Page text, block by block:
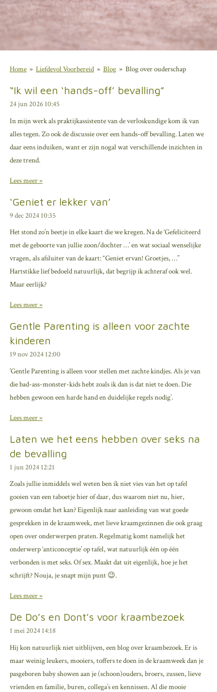
Home » Liefdevol Voorbereid » Blog » Blog over ouderschap
“Ik wil een ‘hands-off’ bevalling”
24 jun 2026 10:45
In mijn werk als praktijkassistente van de verloskundige kom ik van
alles tegen. Zo ook de discussie over een hands-off bevalling. Laten we
daar eens induiken, want er zijn nogal wat verschillende inzichten in
deze trend.
Lees meer »
‘Geniet er lekker van’
9 dec 2024 10:35
Het stond zo’n beetje in elke kaart die we kregen. Na de ‘Gefeliciteerd
met de geboorte van jullie zoon/dochter …’ en wat sociaal wenselijke
vragen, als afsluiter van de kaart: “Geniet ervan! Groetjes, …”
Hartstikke lief bedoeld natuurlijk, dat begrijp ik achteraf ook wel.
Maar eerlijk?
Lees meer »
Gentle Parenting is alleen voor zachte
kinderen
19 nov 2024 12:00
’Gentle Parenting is alleen voor stellen met zachte kindjes. Als je van
die bad-ass-monster-kids hebt zoals ik dan is dat niet te doen. Die
hebben gewoon een harde hand en duidelijke regels nodig’.
Lees meer »
Laten we het eens hebben over seks na
de bevalling
1 jun 2024 12:21
Zoals jullie inmiddels wel weten ben ik niet vies van het op tafel
gooien van een taboetje hier of daar, dus waarom niet nu, hier,
gewoon omdat het kan? Eigenlijk naar aanleiding van wat goede
gesprekken in de kraamweek, met lieve kraamgezinnen die ook graag
open over onderwerpen praten. Regelmatig komt namelijk het
onderwerp ‘anticonceptie’ op tafel, wat natuurlijk één op één
verbonden is met seks. Of sex. Maakt dat uit eigenlijk, hoe je het
schrijft? Nouja, je snapt mijn punt 😉.
Lees meer »
De Do’s en Dont’s voor kraambezoek
1 mei 2024 14:18
Hij kon natuurlijk niet uitblijven, een blog over kraambezoek. Er is
maar weinig leukers, mooiers, toffers te doen in de kraamweek dan je
pasgeboren baby showen aan je (schoon)ouders, broers, zussen, lieve
vrienden en familie, buren, collega’s en kennissen. Al die mooie